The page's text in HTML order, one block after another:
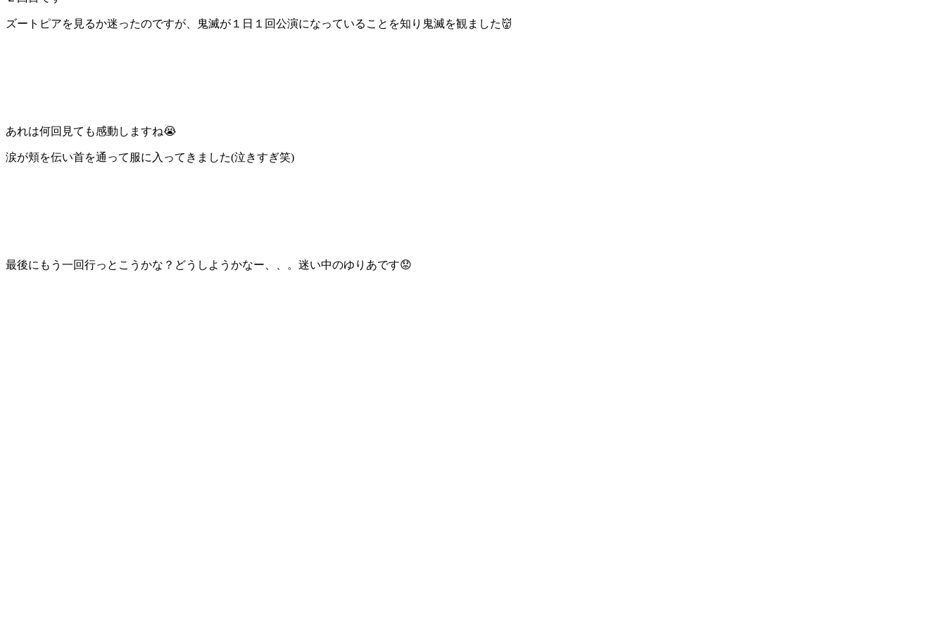
ズートピアを見るか迷ったのですが、鬼滅が１日１回公演になっていることを知り鬼滅を観ました👹
あれは何回見ても感動しますね😭
涙が頬を伝い首を通って服に入ってきました(泣きすぎ笑)
最後にもう一回行っとこうかな？どうしようかなー、、。迷い中のゆりあです😟